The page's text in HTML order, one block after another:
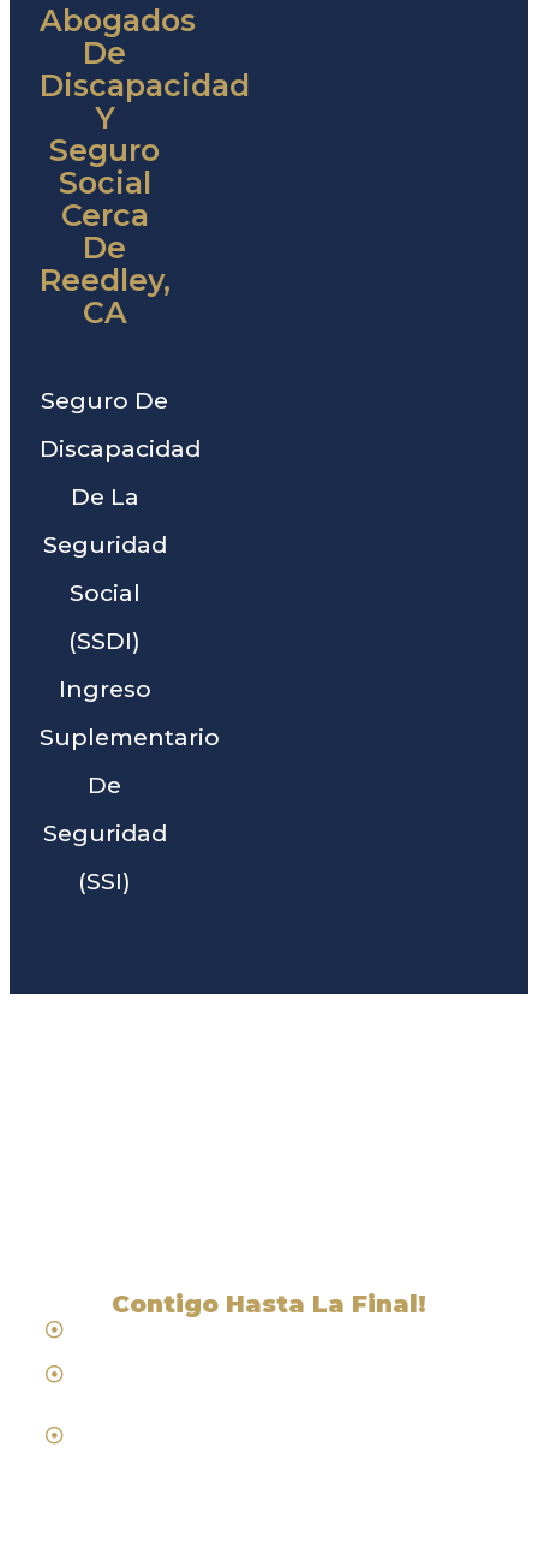
Abogados
De
Discapacidad
Y
Seguro
Social
Cerca
De
Reedley,
CA
Seguro De
Discapacidad
De La
Seguridad
Social
(SSDI)
Ingreso
Suplementario
De
Seguridad
(SSI)
Contigo Hasta La Final!